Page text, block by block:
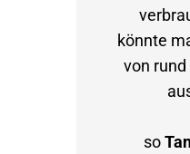
könnte
von
so